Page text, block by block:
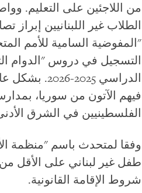
من اللاجئين على التعليم.
الطلاب غير اللبنانيين
"المفوضية السامية للأمم
التسجيل في دروس "الدوام
الدراسي
فيهم الآتون من سوريا،
الفلسطينيين في الشرق
طفل غير لبناني على الأقل
شروط الإقامة القانونية.